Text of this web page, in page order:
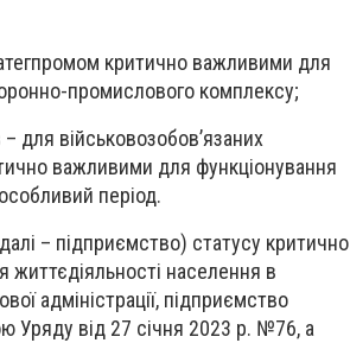
критично важливими для
промислового комплексу;
для військовозобов’язаних
важливими для функціонування
період.
– підприємство) статусу критично
життєдіяльності населення в
адміністрації, підприємство
Уряду від 27 січня 2023 р. №76, а